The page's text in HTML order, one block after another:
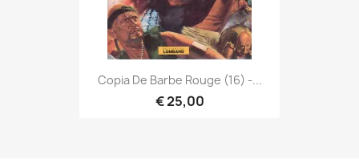
Copia De Barbe Rouge (16) -...
€ 25,00